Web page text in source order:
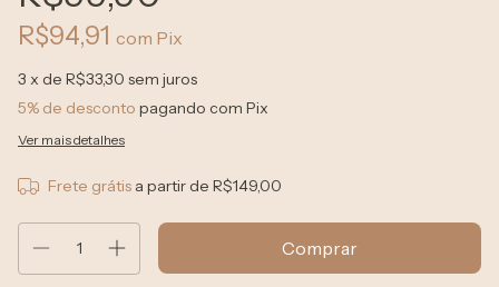
R$94,91 com Pix
3 x de R$33,30 sem juros
5% de desconto pagando com Pix
Ver mais detalhes
Frete grátis a partir de R$149,00